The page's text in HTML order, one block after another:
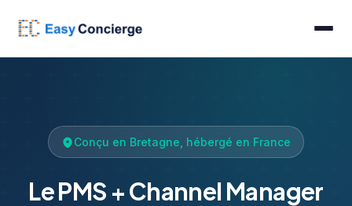
Conçu en Bretagne, hébergé en France
Le PMS + Channel Manager